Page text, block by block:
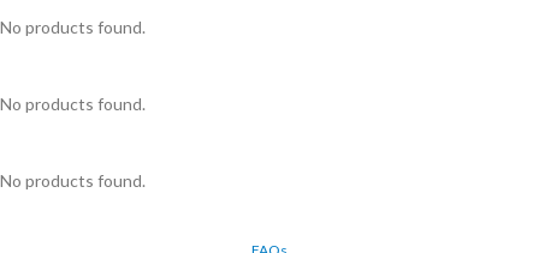
No products found.
No products found.
No products found.